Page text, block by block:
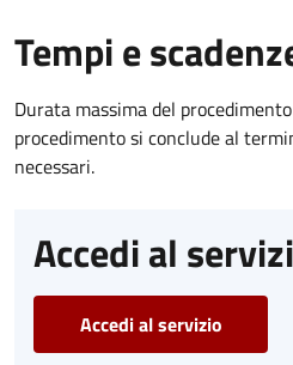
Tempi e
Durata massima del
procedimento si conclude al
necessari.
Accedi al
Accedi al servizio